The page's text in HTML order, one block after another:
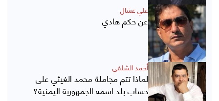
علي عشال
عن حكم هادي
أحمد الشلفي
لماذا تتم مجاملة محمد الغيثي على
حساب بلد اسمه الجمهورية اليمنية؟